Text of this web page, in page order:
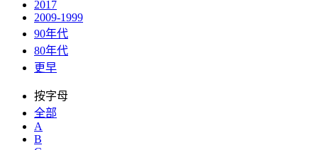
2017
2009-1999
90年代
80年代
更早
按字母
全部
A
B